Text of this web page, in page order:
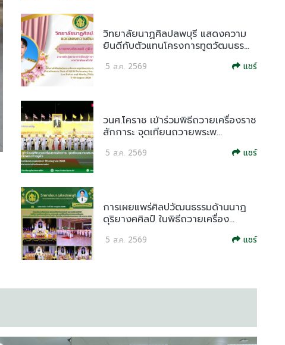
วิทยาลัยนาฏศิลปลพบุรี แสดงความ
ยินดีกับตัวแทนโครงการทูตวัฒนธร...
5 ส.ค. 2569 แชร์
วนศ.โคราช เข้าร่วมพิธีถวายเครื่องราช
สักการะ จุดเทียนถวายพระพ...
5 ส.ค. 2569 แชร์
การเผยแพร่ศิลปวัฒนธรรมด้านนาฏ
ดุริยางคศิลป์ ในพิธีถวายเครื่อง...
5 ส.ค. 2569 แชร์